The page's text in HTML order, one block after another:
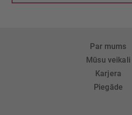
Par mums
Mūsu veikali
Karjera
Piegāde